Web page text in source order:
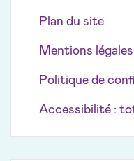
Plan du site
Mentions légales
Politique de
Accessibilité :